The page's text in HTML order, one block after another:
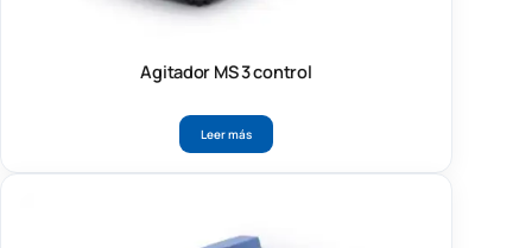
Agitador MS 3 control
Leer más